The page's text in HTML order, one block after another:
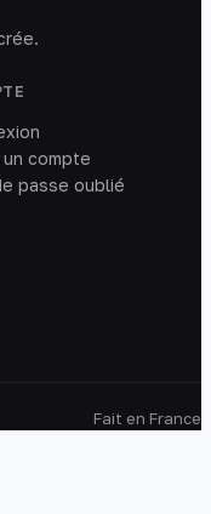
un compte
passe oublié
Fait en France